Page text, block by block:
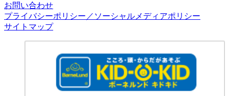
お問い合わせ
プライバシーポリシー／ソーシャルメディアポリシー
サイトマップ